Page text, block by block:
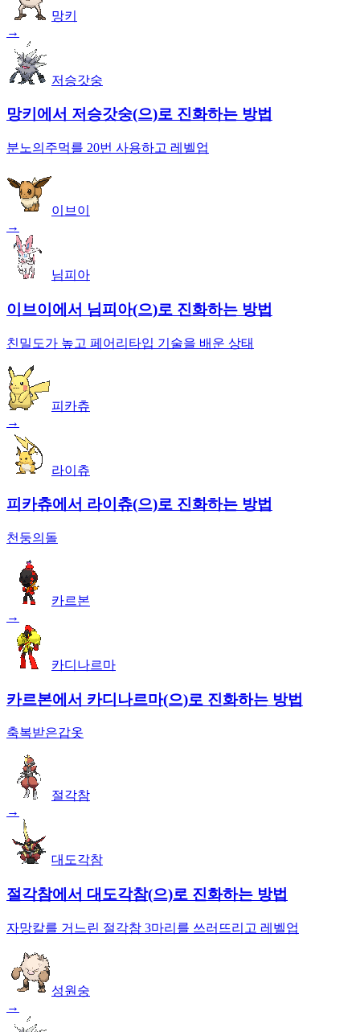
망키
→
저승갓숭
망키에서 저승갓숭(으)로 진화하는 방법
분노의주먹를 20번 사용하고 레벨업
이브이
→
님피아
이브이에서 님피아(으)로 진화하는 방법
친밀도가 높고 페어리타입 기술을 배운 상태
피카츄
→
라이츄
피카츄에서 라이츄(으)로 진화하는 방법
천둥의돌
카르본
→
카디나르마
카르본에서 카디나르마(으)로 진화하는 방법
축복받은갑옷
절각참
→
대도각참
절각참에서 대도각참(으)로 진화하는 방법
자망칼를 거느린 절각참 3마리를 쓰러뜨리고 레벨업
성원숭
→